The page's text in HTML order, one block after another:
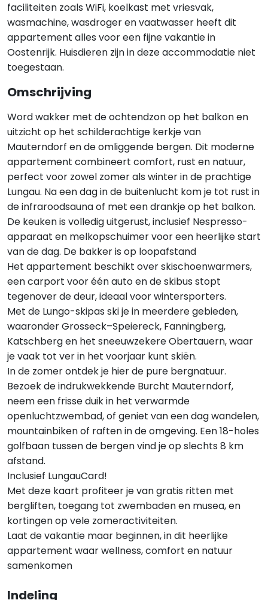
faciliteiten zoals WiFi, koelkast met vriesvak,
wasmachine, wasdroger en vaatwasser heeft dit
appartement alles voor een fijne vakantie in
Oostenrijk. Huisdieren zijn in deze accommodatie niet
toegestaan.
Omschrijving
Word wakker met de ochtendzon op het balkon en
uitzicht op het schilderachtige kerkje van
Mauterndorf en de omliggende bergen. Dit moderne
appartement combineert comfort, rust en natuur,
perfect voor zowel zomer als winter in de prachtige
Lungau. Na een dag in de buitenlucht kom je tot rust in
de infraroodsauna of met een drankje op het balkon.
De keuken is volledig uitgerust, inclusief Nespresso-
apparaat en melkopschuimer voor een heerlijke start
van de dag. De bakker is op loopafstand
Het appartement beschikt over skischoenwarmers,
een carport voor één auto en de skibus stopt
tegenover de deur, ideaal voor wintersporters.
Met de Lungo-skipas ski je in meerdere gebieden,
waaronder Grosseck–Speiereck, Fanningberg,
Katschberg en het sneeuwzekere Obertauern, waar
je vaak tot ver in het voorjaar kunt skiën.
In de zomer ontdek je hier de pure bergnatuur.
Bezoek de indrukwekkende Burcht Mauterndorf,
neem een frisse duik in het verwarmde
openluchtzwembad, of geniet van een dag wandelen,
mountainbiken of raften in de omgeving. Een 18-holes
golfbaan tussen de bergen vind je op slechts 8 km
afstand.
Inclusief LungauCard!
Met deze kaart profiteer je van gratis ritten met
bergliften, toegang tot zwembaden en musea, en
kortingen op vele zomeractiviteiten.
Laat de vakantie maar beginnen, in dit heerlijke
appartement waar wellness, comfort en natuur
samenkomen
Indeling